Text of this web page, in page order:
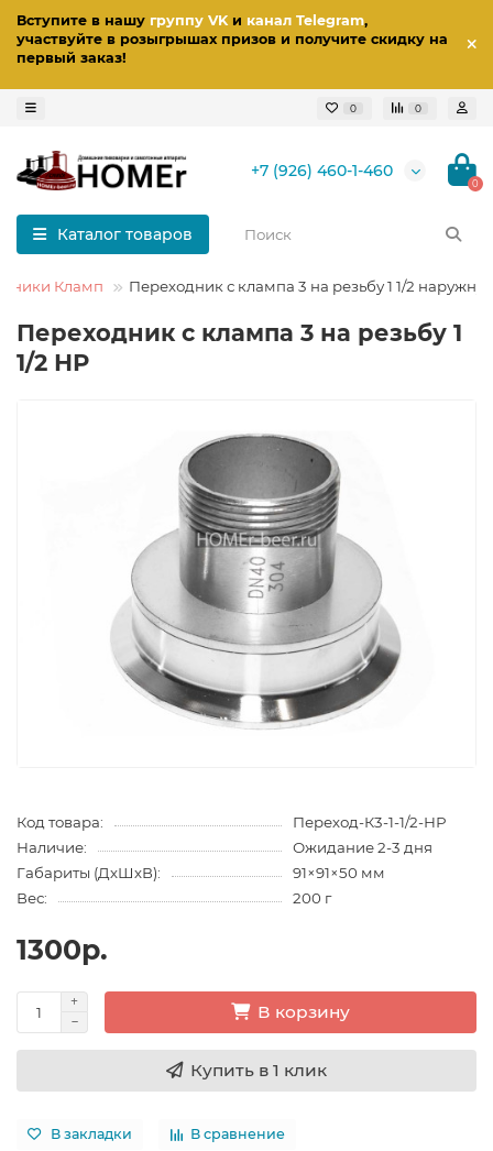
Вступите в нашу группу VKи канал Telegram,
участвуйте в розыгрышах призов и получите скидку на
первый заказ!
0 0
+7 (926) 460-1-460
0
Каталог товаров
Кламп Переходник с клампа 3 на резьбу 1 1/2
Переходник с клампа 3 на резьбу 1
1/2 НР
Код товара:
Переход-К3-1-1/2-НР
Наличие:
Ожидание 2-3 дня
Габариты (ДхШхВ):
91×91×50 мм
Вес:
200 г
1300р.
В корзину
Купить в 1 клик
В закладки В сравнение